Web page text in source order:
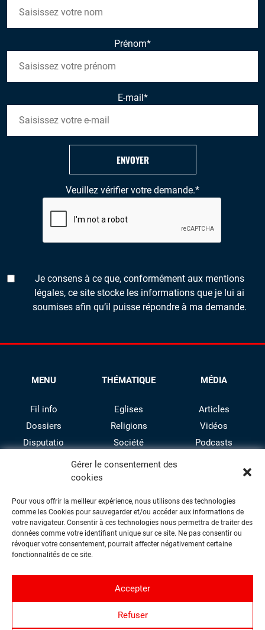
Gérer le consentement des
cookies
Pour vous offrir la meilleur expérience, nous utilisons des technologies
comme les Cookies pour sauvegarder et/ou accéder aux informations de
votre navigateur. Consentir à ces technologies nous permettra de traiter des
données comme votre identifiant unique sur ce site. Ne pas consentir ou
révoquer votre consentement, pourrait affecter négativement certaine
fonctionnalités de ce site.
Accepter
Refuser
Prénom*
E-mail*
Veuillez vérifier votre demande.*
Je consens à ce que, conformément aux mentions
légales, ce site stocke les informations que je lui ai
soumises afin qu’il puisse répondre à ma demande.
ENVOYER
MENU
Fil info
Dossiers
Disputatio
THÉMATIQUE
Eglises
Religions
Société
Culture
MÉDIA
Articles
Vidéos
Podcasts
facebook
Contact
Proposer une contribution